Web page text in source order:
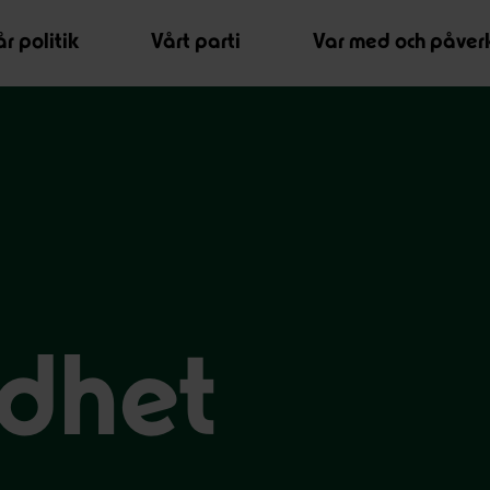
politik Vårt parti Var med och